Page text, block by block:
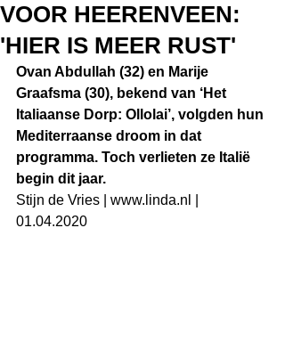
VOOR HEERENVEEN:
'HIER IS MEER RUST'
Ovan Abdullah (32) en Marije
Graafsma (30), bekend van ‘Het
Italiaanse Dorp: Ollolai’, volgden hun
Mediterraanse droom in dat
programma. Toch verlieten ze Italië
begin dit jaar.
Stijn de Vries | www.linda.nl |
01.04.2020